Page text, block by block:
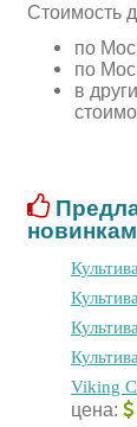
Стоимость
по
по
в
Viking
цена: